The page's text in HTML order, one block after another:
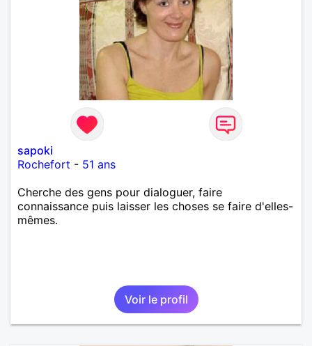
sapoki
Rochefort - 51 ans
Cherche des gens pour dialoguer, faire
connaissance puis laisser les choses se faire d'elles-
mêmes.
Voir le profil